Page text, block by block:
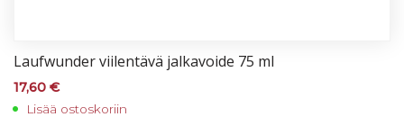
Lauf­wun­der vii­len­tä­vä jal­ka­voi­de 75 ml
17,60 €
Lisää ostoskoriin